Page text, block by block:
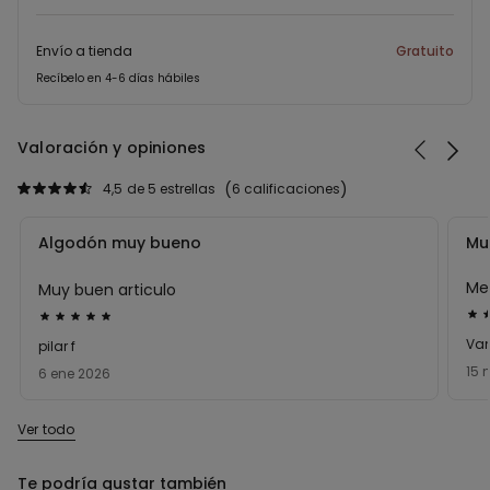
Envío a tienda Gratuito
Recíbelo en 4-6 días hábiles
Valoración y opiniones
6 calificaciones
4,5 de 5 estrellas
Calificación
de
5
6 ene 2026
pilar f
Algodón muy bueno
Muy buen articulo
de
5
15
Ver todo
Te podría gustar también